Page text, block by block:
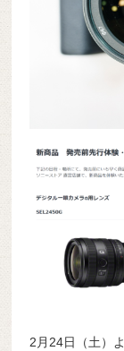
2月24日（土）